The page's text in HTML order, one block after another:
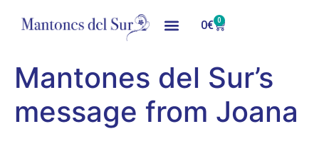
0€ 0
Mantones del Sur’s
message from Joana